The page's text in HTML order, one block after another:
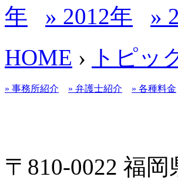
年
» 2012年 »
HOME › トピッ
» 事務所紹介 » 弁護士紹介 » 各種料金
〒810-0022 福